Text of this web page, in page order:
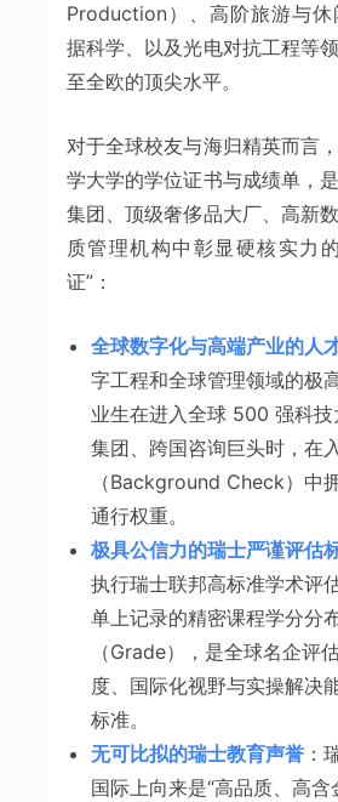
Production）、高阶旅游与
据科学、以及光电对抗工程等
至全欧的顶尖水平。
对于全球校友与海归精英而言
学大学的学位证书与成绩单，
集团、顶级奢侈品大厂、高新
质管理机构中彰显硬核实力
证”：
全球数字化与高端产业的人
字工程和全球管理领域的极
业生在进入全球 500 强科
集团、跨国咨询巨头时，在
（Background Check）中
通行权重。
极具公信力的瑞士严谨评估
执行瑞士联邦高标准学术评
单上记录的精密课程学分分
（Grade），是全球名企评
度、国际化视野与实操解决
标准。
无可比拟的瑞士教育声誉：
国际上向来是“高品质、高含